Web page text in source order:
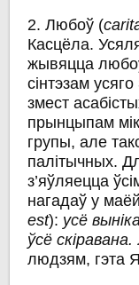
2. Любоў (
Касцёла.
жывяцца
сінтэзам
змест
прынцыпам
групы, але
палітычных.
з’яўляецца
нагадаў у
est): усё
ўсё скіравана.
людзям, гэта